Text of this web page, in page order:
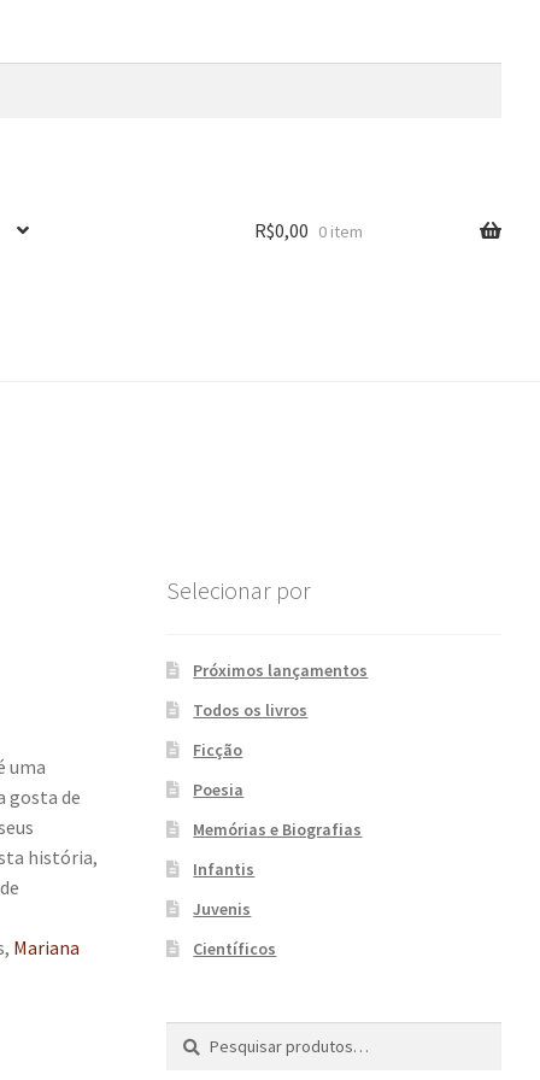
R$0,00 0 item
uma
gosta de
história,
Mariana
Selecionar por
Próximos lançamentos
Todos os livros
Ficção
Poesia
Memórias e Biografias
Infantis
Juvenis
Científicos
Pesquisar